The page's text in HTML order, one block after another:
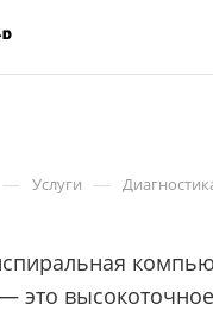
— Услуги —
это высокоточное